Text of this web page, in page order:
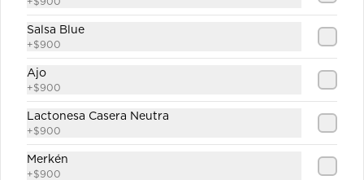
Salsa Blue
+$900
Ajo
+$900
Lactonesa Casera Neutra
+$900
Merkén
+$900